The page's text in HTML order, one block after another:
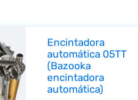
Encintadora
automática 05TT
(Bazooka
encintadora
automática)